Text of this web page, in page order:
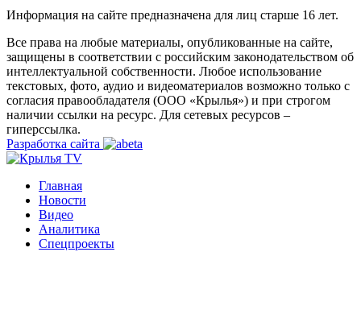
Информация на сайте предназначена для лиц старше 16 лет.
Все права на любые материалы, опубликованные на сайте,
защищены в соответствии с российским законодательством об
интеллектуальной собственности. Любое использование
текстовых, фото, аудио и видеоматериалов возможно только с
согласия правообладателя (ООО «Крылья») и при строгом
наличии ссылки на ресурс. Для сетевых ресурсов –
гиперссылка.
Разработка сайта
Главная
Новости
Видео
Аналитика
Спецпроекты